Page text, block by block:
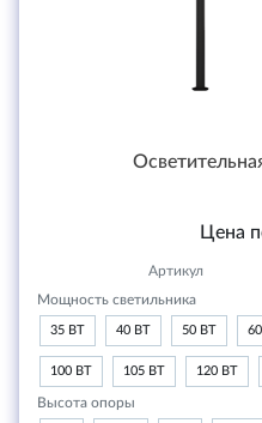
Цена
Артикул
Мощность светильника
35 ВТ 40 ВТ 50 ВТ
100 ВТ 105 ВТ 120 ВТ
Высота опоры